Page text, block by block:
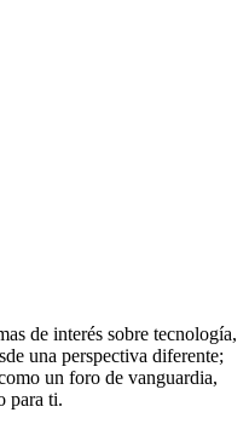
de interés sobre tecnología,
una perspectiva diferente;
un foro de vanguardia,
para ti.